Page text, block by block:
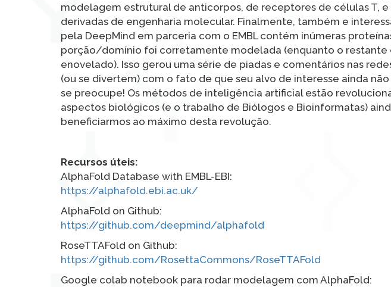
modelagem estrutural de anticorpos, de receptores de células T,
derivadas de engenharia molecular. Finalmente, também e
pela DeepMind em parceria com o EMBL contém inúmeras
porção/domínio foi corretamente modelada (enquanto o
enovelado). Isso gerou uma série de piadas e comentários nas
(ou se divertem) com o fato de que seu alvo de interesse ainda
se preocupe! Os métodos de inteligência artificial estão
aspectos biológicos (e o trabalho de Biólogos e Bioinformatas)
beneficiarmos ao máximo desta revolução.
Recursos úteis:
AlphaFold Database with EMBL-EBI:
https://alphafold.ebi.ac.uk/
AlphaFold on Github:
https://github.com/deepmind/alphafold
RoseTTAFold on Github:
https://github.com/RosettaCommons/RoseTTAFold
Google colab notebook para rodar modelagem com AlphaFold: